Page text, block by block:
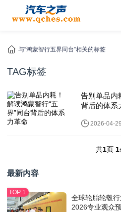
与“鸿蒙智行五界同台”相关的标签
TAG标签
告别单品内
背后的体系
2026-04-29
共1页 1
最新内容
全球轮胎轮毂
2026专业观众